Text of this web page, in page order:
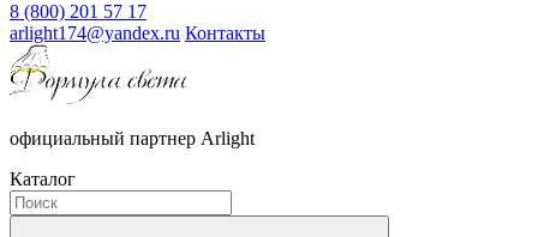
8 (800) 201 57 17
arlight174@yandex.ru Контакты
официальный партнер Arlight
Каталог